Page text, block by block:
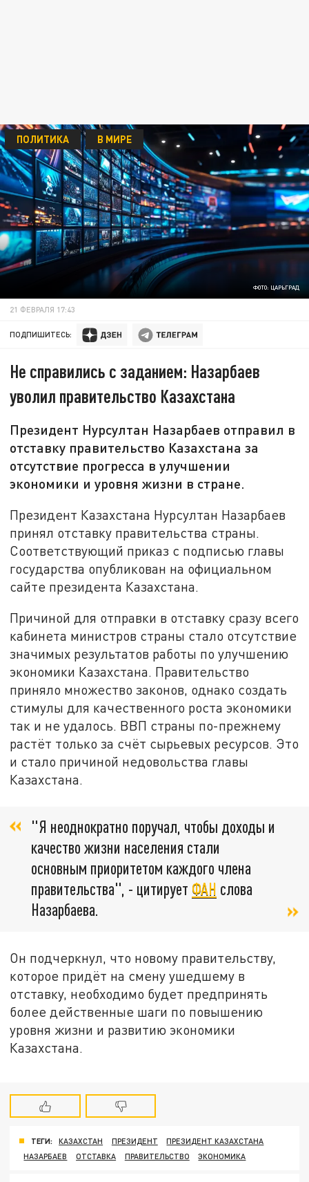
ФОТО: ЦАРЬГРАД
ПОЛИТИКА В МИРЕ
21 ФЕВРАЛЯ 17:43
ПОДПИШИТЕСЬ:
Не справились с заданием: Назарбаев
уволил правительство Казахстана
Президент Нурсултан Назарбаев отправил в
отставку правительство Казахстана за
отсутствие прогресса в улучшении
экономики и уровня жизни в стране.
Президент Казахстана Нурсултан Назарбаев
принял отставку правительства страны.
Соответствующий приказ с подписью главы
государства опубликован на официальном
сайте президента Казахстана.
Причиной для отправки в отставку сразу всего
кабинета министров страны стало отсутствие
значимых результатов работы по улучшению
экономики Казахстана. Правительство
приняло множество законов, однако создать
стимулы для качественного роста экономики
так и не удалось. ВВП страны по-прежнему
растёт только за счёт сырьевых ресурсов. Это
и стало причиной недовольства главы
Казахстана.
"Я неоднократно поручал, чтобы доходы и
качество жизни населения стали
основным приоритетом каждого члена
правительства", - цитирует ФАН слова
Назарбаева.
Он подчеркнул, что новому правительству,
которое придёт на смену ушедшему в
отставку, необходимо будет предпринять
более действенные шаги по повышению
уровня жизни и развитию экономики
Казахстана.
ТЕГИ: КАЗАХСТАН ПРЕЗИДЕНТ
ПРЕЗИДЕНТ КАЗАХСТАНА
НАЗАРБАЕВ
ОТСТАВКА ПРАВИТЕЛЬСТВО ЭКОНОМИКА